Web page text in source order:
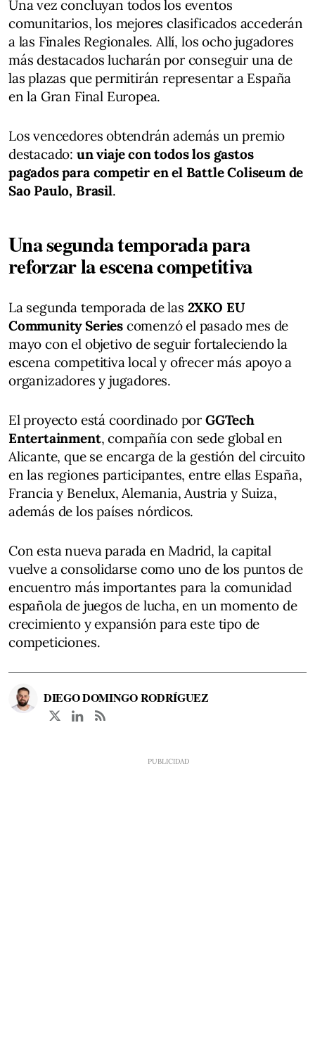
Una vez concluyan todos los eventos
comunitarios, los mejores clasificados accederán
a las Finales Regionales. Allí, los ocho jugadores
más destacados lucharán por conseguir una de
las plazas que permitirán representar a España
en la Gran Final Europea.
Los vencedores obtendrán además un premio
destacado: un viaje con todos los gastos
pagados para competir en el Battle Coliseum de
Sao Paulo, Brasil.
Una segunda temporada para
reforzar la escena competitiva
La segunda temporada de las 2XKO EU
Community Seriescomenzó el pasado mes de
mayo con el objetivo de seguir fortaleciendo la
escena competitiva local y ofrecer más apoyo a
organizadores y jugadores.
El proyecto está coordinado por GGTech
Entertainment, compañía con sede global en
Alicante, que se encarga de la gestión del circuito
en las regiones participantes, entre ellas España,
Francia y Benelux, Alemania, Austria y Suiza,
además de los países nórdicos.
Con esta nueva parada en Madrid, la capital
vuelve a consolidarse como uno de los puntos de
encuentro más importantes para la comunidad
española de juegos de lucha, en un momento de
crecimiento y expansión para este tipo de
competiciones.
DIEGO DOMINGO RODRÍGUEZ